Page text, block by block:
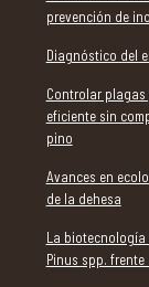
prevención de
Diagnóstico del
Controlar plagas
eficiente sin
pino
Avances en
de la dehesa
La biotecnología
Pinus spp.